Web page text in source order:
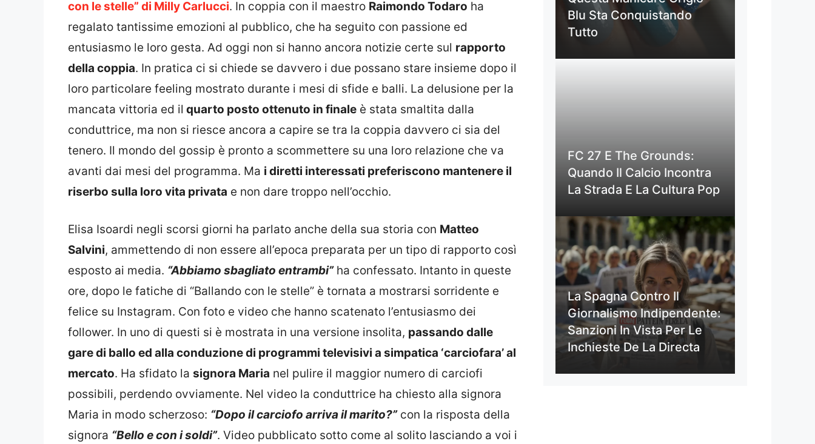
con le stelle” di Milly Carlucci. In coppia con il maestro Raimondo Todaro ha
regalato tantissime emozioni al pubblico, che ha seguito con passione ed
entusiasmo le loro gesta. Ad oggi non si hanno ancora notizie certe sul rapporto
della coppia. In pratica ci si chiede se davvero i due possano stare insieme dopo il
loro particolare feeling mostrato durante i mesi di sfide e balli. La delusione per la
mancata vittoria ed il quarto posto ottenuto in finale è stata smaltita dalla
conduttrice, ma non si riesce ancora a capire se tra la coppia davvero ci sia del
tenero. Il mondo del gossip è pronto a scommettere su una loro relazione che va
avanti dai mesi del programma. Ma i diretti interessati preferiscono mantenere il
riserbo sulla loro vita privata e non dare troppo nell’occhio.
Elisa Isoardi negli scorsi giorni ha parlato anche della sua storia con Matteo
Salvini, ammettendo di non essere all’epoca preparata per un tipo di rapporto così
esposto ai media. “Abbiamo sbagliato entrambi”ha confessato. Intanto in queste
ore, dopo le fatiche di “Ballando con le stelle” è tornata a mostrarsi sorridente e
felice su Instagram. Con foto e video che hanno scatenato l’entusiasmo dei
follower. In uno di questi si è mostrata in una versione insolita, passando dalle
gare di ballo ed alla conduzione di programmi televisivi a simpatica ‘carciofara’ al
mercato. Ha sfidato la signora Maria nel pulire il maggior numero di carciofi
possibili, perdendo ovviamente. Nel video la conduttrice ha chiesto alla signora
Maria in modo scherzoso: “Dopo il carciofo arriva il marito?”con la risposta della
signora “Bello e con i soldi”. Video pubblicato sotto come al solito lasciando a voi i
Blu Sta Conquistando
Tutto
FC 27 E The Grounds:
Quando Il Calcio Incontra
La Strada E La Cultura Pop
La Spagna Contro Il
Giornalismo Indipendente:
Sanzioni In Vista Per Le
Inchieste De La Directa